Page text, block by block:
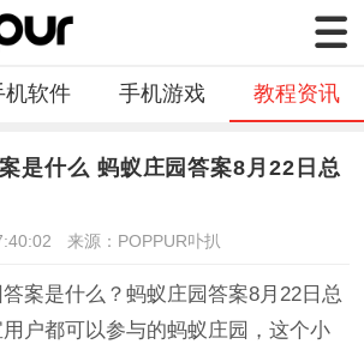
机软件 手机游戏 教程资讯
是什么 蚂蚁庄园答案8月22日总
来源：POPPUR卟扒
是什么？蚂蚁庄园答案8月22日总
户都可以参与的蚂蚁庄园，这个小